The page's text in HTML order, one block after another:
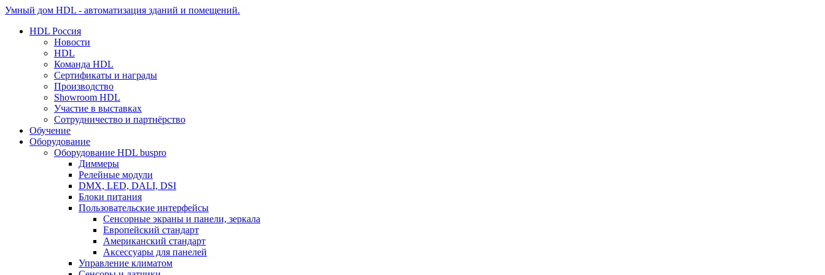
Умный дом HDL - автоматизация зданий и помещений.
HDL Россия
Новости
HDL
Команда HDL
Сертификаты и награды
Производство
Showroom HDL
Участие в выставках
Сотрудничество и партнёрство
Обучение
Оборудование
Оборудование HDL buspro
Диммеры
Релейные модули
DMX, LED, DALI, DSI
Блоки питания
Пользовательские интерфейсы
Сенсорные экраны и панели, зеркала
Европейский стандарт
Американский стандарт
Аксессуары для панелей
Управление климатом